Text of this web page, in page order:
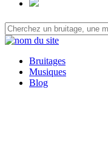
Bruitages
Musiques
Blog